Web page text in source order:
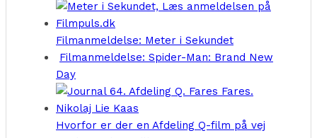
Filmanmeldelse: Meter i Sekundet
Filmanmeldelse: Spider-Man: Brand New
Day
Hvorfor er der en Afdeling Q-film på vej